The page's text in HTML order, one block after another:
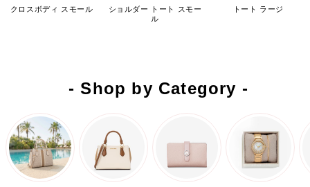
クロスボディ スモール
ショルダー トート スモー
ル
トート ラージ
- Shop by Category -